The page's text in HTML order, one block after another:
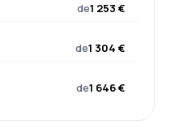
de1 253 €
de1 304 €
de1 646 €